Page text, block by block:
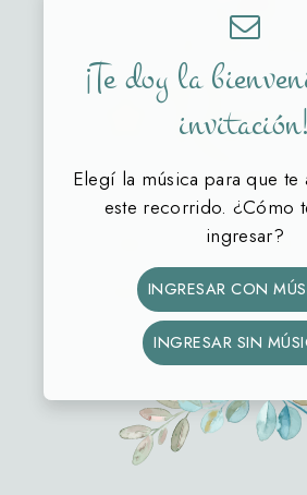
12 • 09 •
MIS 15
DÍAS
16
HORAS
15
MIN
¡Te doy la
invitación!
Elegí la música para que te
este recorrido. ¿Cómo
ingresar?
INGRESAR CON
INGRESAR SIN